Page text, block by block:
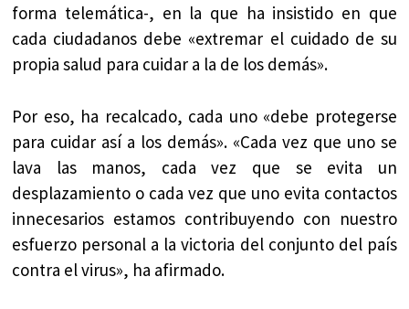
forma telemática-, en la que ha insistido en que
cada ciudadanos debe «extremar el cuidado de su
propia salud para cuidar a la de los demás».
Por eso, ha recalcado, cada uno «debe protegerse
para cuidar así a los demás». «Cada vez que uno se
lava las manos, cada vez que se evita un
desplazamiento o cada vez que uno evita contactos
innecesarios estamos contribuyendo con nuestro
esfuerzo personal a la victoria del conjunto del país
contra el virus», ha afirmado.